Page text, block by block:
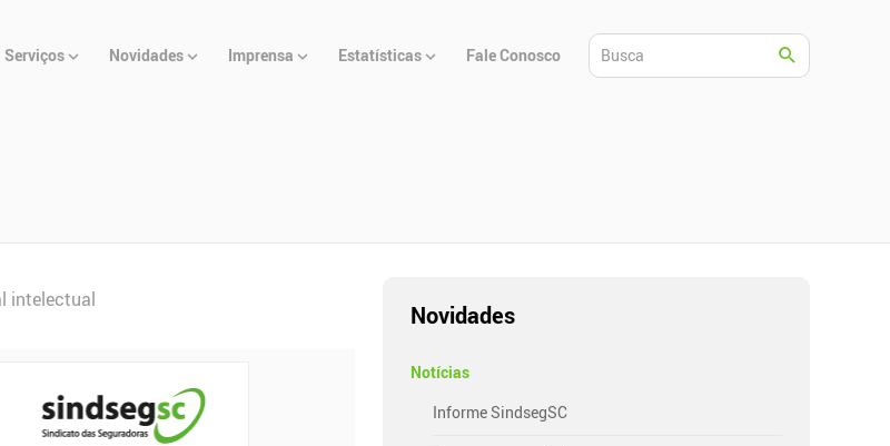
Serviços Novidades Imprensa Estatísticas Fale Conosco
intelectual
Novidades
Notícias
Informe SindsegSC